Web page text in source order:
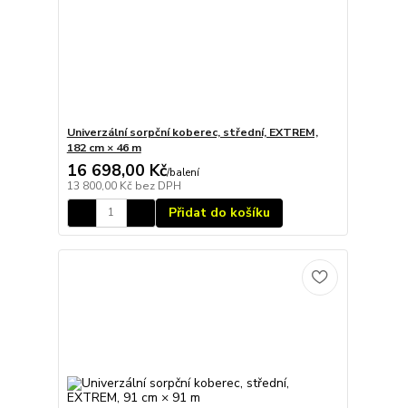
Univerzální sorpční koberec, střední, EXTREM,
182 cm × 46 m
16 698,00 Kč/balení
13 800,00 Kč bez DPH
Přidat do košíku